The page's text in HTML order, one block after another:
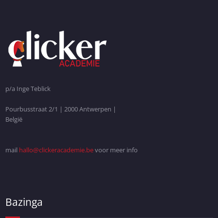
p/a Inge Teblick
Pourbusstraat 2/1 | 2000 Antwerpen |
België
mail hallo@clickeracademie.bevoor meer info
Bazinga